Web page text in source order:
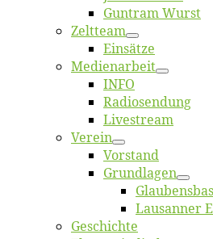
Gun­tram Wurst
Zelt­team
Ein­sät­ze
Me­di­en­ar­beit
INFO
Ra­dio­sen­dung
Live­stream
Ver­ein
Vor­stand
Grund­la­gen
Lausan­ner
Ge­schich­te